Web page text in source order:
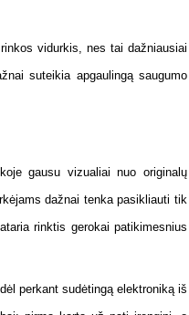
vidurkis, nes tai dažniausiai
suteikia apgaulingą saugumo
gausu vizualiai nuo originalų
dažnai tenka pasikliauti tik
rinktis gerokai patikimesnius
perkant sudėtingą elektroniką iš